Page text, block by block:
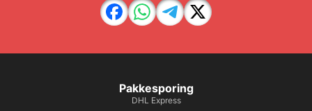
Pakkesporing
DHL Express